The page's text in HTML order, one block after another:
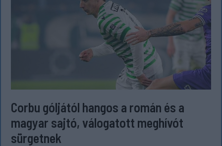
Corbu góljától hangos a román és a
magyar sajtó, válogatott meghívót
sürgetnek